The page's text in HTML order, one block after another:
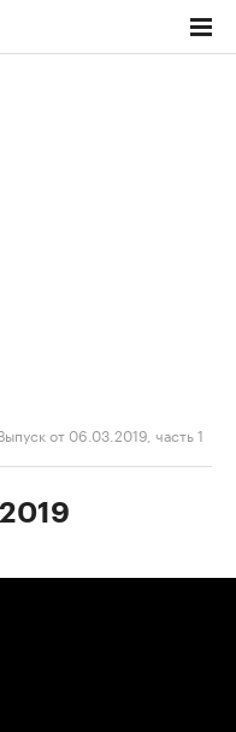
от 06.03.2019, часть 1